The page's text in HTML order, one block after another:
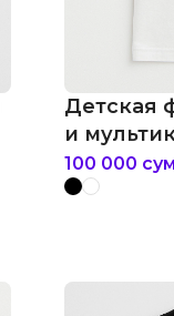
Детская
и
на фиг
100 000 сум